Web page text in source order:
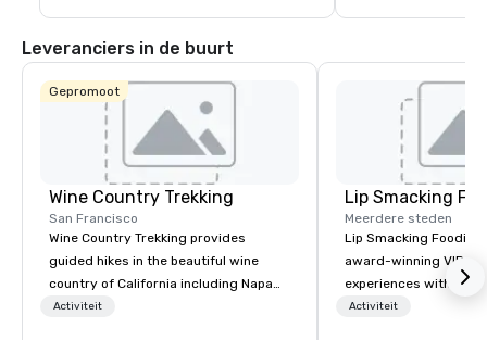
vinden het hele jaar door plaats.
Leveranciers in de buurt
Gepromoot
Wine Country Trekking
San Francisco
Wine Country Trekking provides
guided hikes in the beautiful wine
country of California including Napa
and Sonoma Valleys. These
Activiteit
Lip Smacking
Meerdere steden
Lip Smacking Foodie
award-winning VIP
experiences with
restaurants
Activiteit